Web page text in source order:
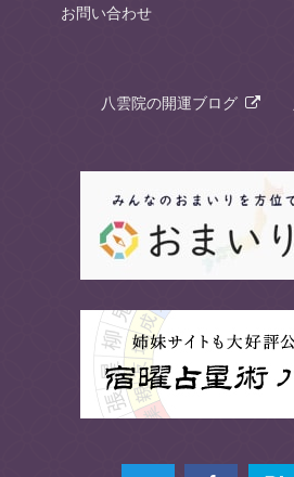
お問い合わせ
八雲院の開運ブログ